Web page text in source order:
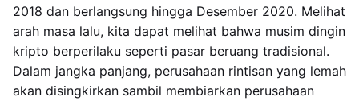
2018 dan berlangsung hingga Desember 2020. Melihat
arah masa lalu, kita dapat melihat bahwa musim dingin
kripto berperilaku seperti pasar beruang tradisional.
Dalam jangka panjang, perusahaan rintisan yang lemah
akan disingkirkan sambil membiarkan perusahaan